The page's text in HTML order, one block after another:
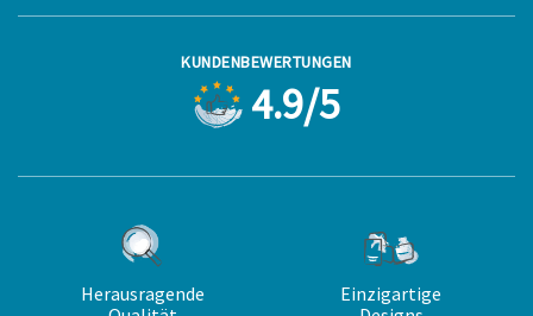
KUNDENBEWERTUNGEN
4.9/5
Herausragende
Einzigartige